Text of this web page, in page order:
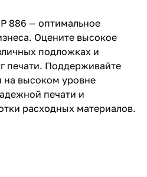
886 — оптимальное
Оцените высокое
подложках и
печати. Поддерживайте
на высоком уровне
печати и
расходных материалов.